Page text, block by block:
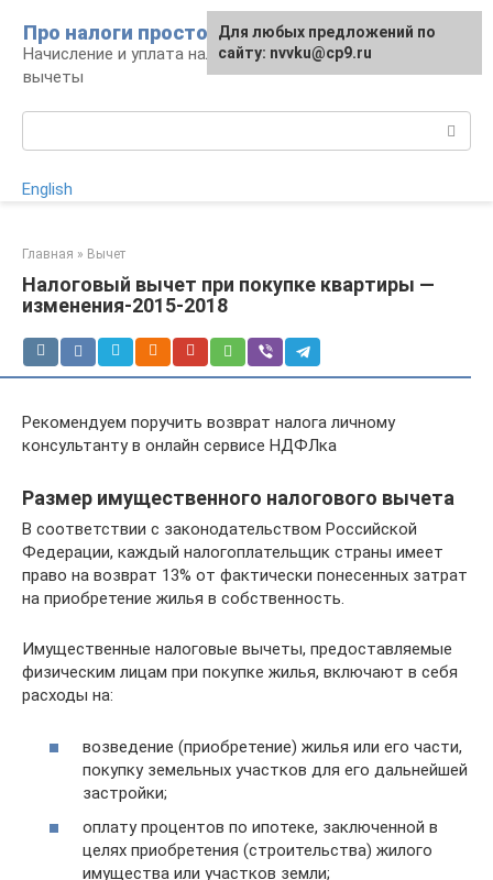
контенту
Про налоги просто
Начисление и уплата налогов, налоговые
вычеты
English
Главная » Вычет
Налоговый вычет при покупке квартиры —
изменения-2015-2018
Рекомендуем поручить возврат налога личному
консультанту в онлайн сервисе НДФЛка
Размер имущественного налогового вычета
В соответствии с законодательством Российской
Федерации, каждый налогоплательщик страны имеет
право на возврат 13% от фактически понесенных затрат
на приобретение жилья в собственность.
Имущественные налоговые вычеты, предоставляемые
физическим лицам при покупке жилья, включают в себя
расходы на:
возведение (приобретение) жилья или его части,
покупку земельных участков для его дальнейшей
застройки;
оплату процентов по ипотеке, заключенной в
целях приобретения (строительства) жилого
имущества или участков земли;
Для любых предложений по
сайту: nvvku@cp9.ru